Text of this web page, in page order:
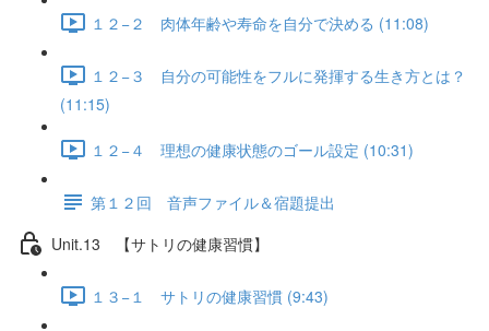
１２−２ 肉体年齢や寿命を自分で決める (11:08)
１２−３ 自分の可能性をフルに発揮する生き方とは？
(11:15)
１２−４ 理想の健康状態のゴール設定 (10:31)
第１２回 音声ファイル＆宿題提出
Unit.13 【サトリの健康習慣】
１３−１ サトリの健康習慣 (9:43)